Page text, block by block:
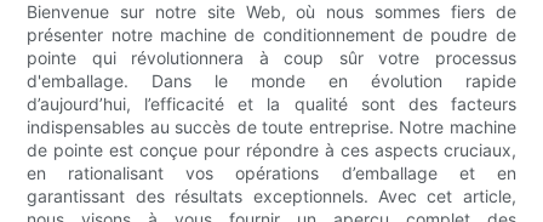
Bienvenue sur notre site Web, où nous sommes fiers de
présenter notre machine de conditionnement de poudre de
pointe qui révolutionnera à coup sûr votre processus
d'emballage. Dans le monde en évolution rapide
d’aujourd’hui, l’efficacité et la qualité sont des facteurs
indispensables au succès de toute entreprise. Notre machine
de pointe est conçue pour répondre à ces aspects cruciaux,
en rationalisant vos opérations d’emballage et en
garantissant des résultats exceptionnels. Avec cet article,